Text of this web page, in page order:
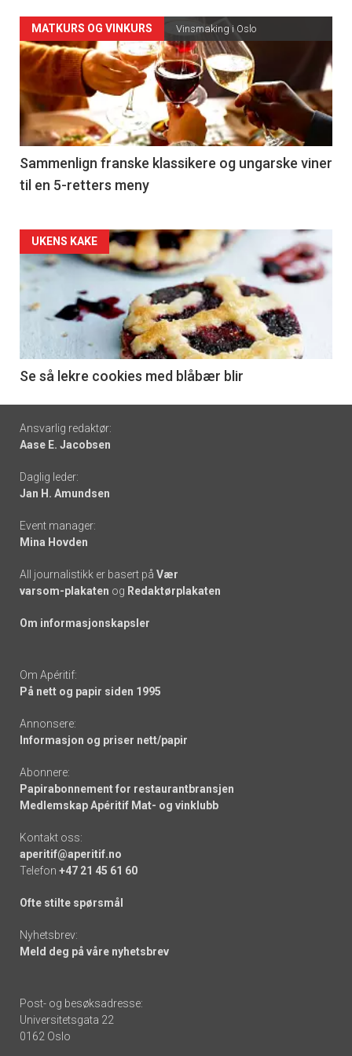
Forsiden
akkurat
nå
-
5
MATKURS OG VINKURS Vinsmaking i Oslo
Sammenlign franske klassikere og ungarske viner
til en 5-retters meny
Forsiden
akkurat
nå
6
UKENS KAKE
Se så lekre cookies med blåbær blir
Footer
-
links
Ansvarlig redaktør:
Aase E. Jacobsen
Daglig leder:
Jan H. Amundsen
Event manager:
Mina Hovden
All journalistikk er basert på Vær
varsom-plakaten og Redaktørplakaten
Om informasjonskapsler
Om Apéritif:
På nett og papir siden 1995
Annonsere:
Informasjon og priser nett/papir
Abonnere:
Papirabonnement for restaurantbransjen
Medlemskap Apéritif Mat- og vinklubb
Kontakt oss:
aperitif@aperitif.no
Telefon +47 21 45 61 60
Ofte stilte spørsmål
Nyhetsbrev:
Meld deg på våre nyhetsbrev
Post- og besøksadresse:
Universitetsgata 22
0162 Oslo